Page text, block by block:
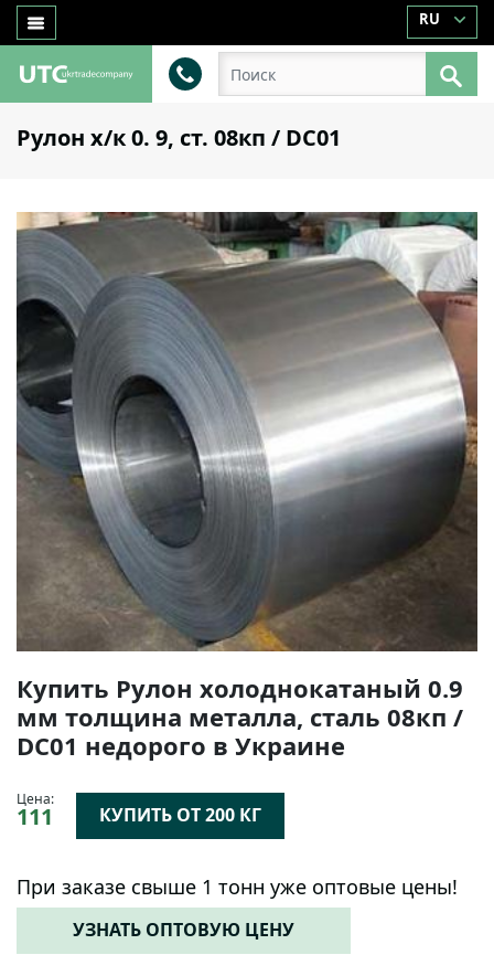
RU
Рулон х/к 0. 9, ст. 08кп / DC01
Купить Рулон холоднокатаный 0.9
мм толщина металла, сталь 08кп /
DC01 недорого в Украине
Цена:
111 КУПИТЬ ОТ 200 КГ
При заказе свыше 1 тонн уже оптовые цены!
УЗНАТЬ ОПТОВУЮ ЦЕНУ